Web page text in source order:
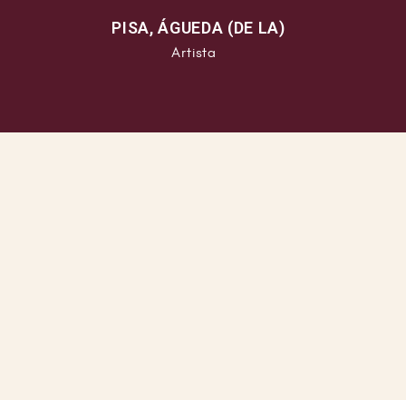
PISA, ÁGUEDA (DE LA)
Artista